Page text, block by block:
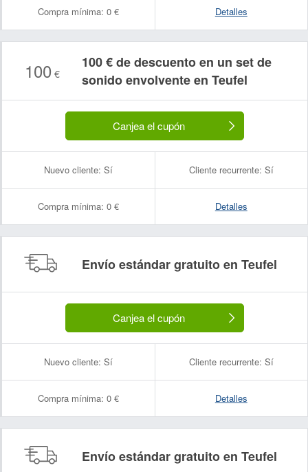
Compra mínima: 0 € Detalles
100 €
100 € de descuento en un set de
sonido envolvente en Teufel
Canjea el cupón
Nuevo cliente: Sí Cliente recurrente: Sí
Compra mínima: 0 € Detalles
Envío estándar gratuito en Teufel
Canjea el cupón
Nuevo cliente: Sí Cliente recurrente: Sí
Compra mínima: 0 € Detalles
Envío estándar gratuito en Teufel